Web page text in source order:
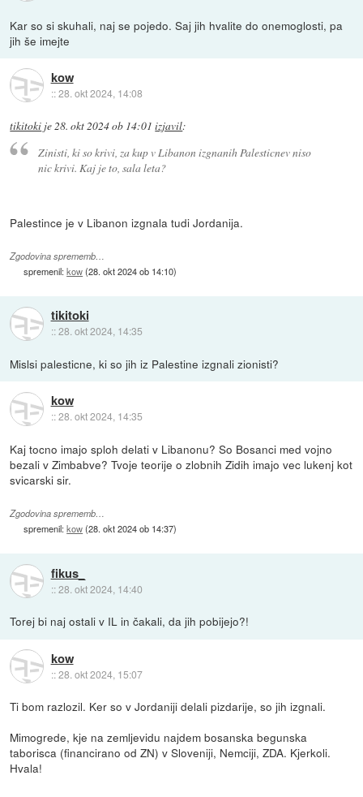
Kar so si skuhali, naj se pojedo. Saj jih hvalite do onemoglosti, pa
jih še imejte
kow
::28. okt 2024, 14:08
tikitoki je 28. okt 2024 ob 14:01 izjavil:
Zinisti, ki so krivi, za kup v Libanon izgnanih Palesticnev niso
nic krivi. Kaj je to, sala leta?
Palestince je v Libanon izgnala tudi Jordanija.
Zgodovina sprememb…
spremenil:kow(28. okt 2024 ob 14:10)
tikitoki
::28. okt 2024, 14:35
Mislsi palesticne, ki so jih iz Palestine izgnali zionisti?
kow
::28. okt 2024, 14:35
Kaj tocno imajo sploh delati v Libanonu? So Bosanci med vojno
bezali v Zimbabve? Tvoje teorije o zlobnih Zidih imajo vec lukenj kot
svicarski sir.
Zgodovina sprememb…
spremenil:kow(28. okt 2024 ob 14:37)
fikus_
::28. okt 2024, 14:40
Torej bi naj ostali v IL in čakali, da jih pobijejo?!
kow
::28. okt 2024, 15:07
Ti bom razlozil. Ker so v Jordaniji delali pizdarije, so jih izgnali.
Mimogrede, kje na zemljevidu najdem bosanska begunska
taborisca (financirano od ZN) v Sloveniji, Nemciji, ZDA. Kjerkoli.
Hvala!